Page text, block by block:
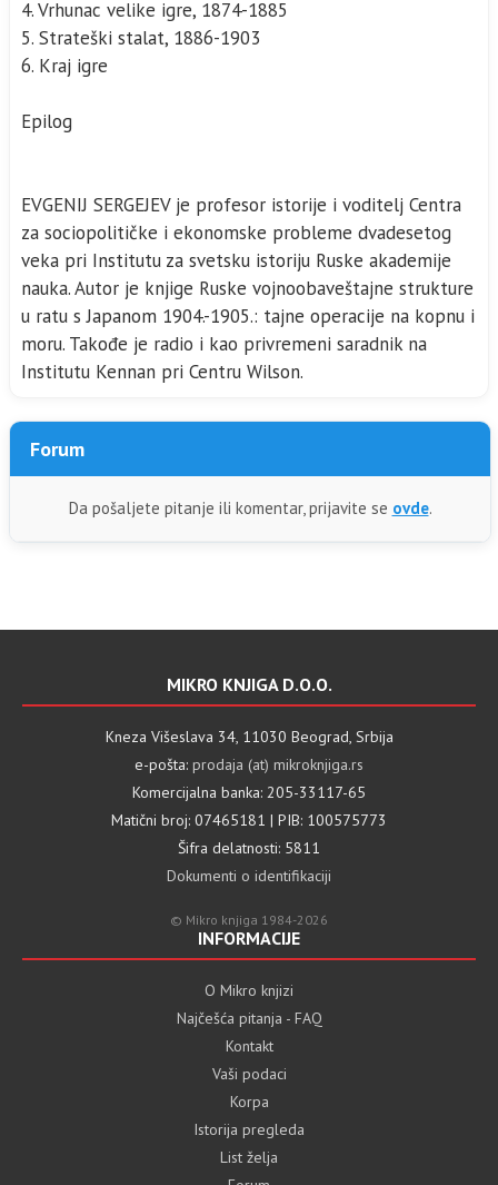
4. Vrhunac velike igre, 1874-1885
5. Strateški stalat, 1886-1903
6. Kraj igre
Epilog
EVGENIJ SERGEJEV je profesor istorije i voditelj Centra
za sociopolitičke i ekonomske probleme dvadesetog
veka pri Institutu za svetsku istoriju Ruske akademije
nauka. Autor je knjige Ruske vojnoobaveštajne strukture
u ratu s Japanom 1904.-1905.: tajne operacije na kopnu i
moru. Takođe je radio i kao privremeni saradnik na
Institutu Kennan pri Centru Wilson.
Forum
Da pošaljete pitanje ili komentar, prijavite se ovde.
MIKRO KNJIGA D.O.O.
Kneza Višeslava 34, 11030 Beograd, Srbija
e-pošta: prodaja (at) mikroknjiga.rs
Komercijalna banka: 205-33117-65
Matični broj: 07465181 | PIB: 100575773
Šifra delatnosti: 5811
Dokumenti o identifikaciji
© Mikro knjiga 1984-2026
INFORMACIJE
O Mikro knjizi
Najčešća pitanja - FAQ
Kontakt
Vaši podaci
Korpa
Istorija pregleda
List želja